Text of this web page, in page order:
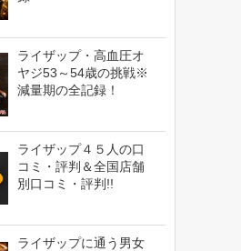
ライザップ・高血圧オ
ヤジ53～54歳の挑戦※
減量期の全記録！
ライザップ４５人の口
コミ・評判＆全国店舗
別口コミ・評判!!
ライザップに通う男女